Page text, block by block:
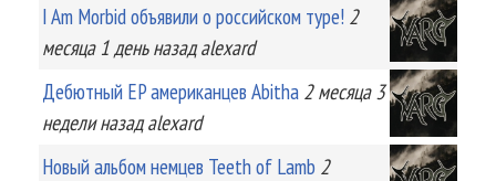
I Am Morbid объявили о российском туре! 2
месяца 1 деньназад alexard
Дебютный EP американцев Abitha 2 месяца 3
неделиназад alexard
Новый альбом немцев Teeth of Lamb 2